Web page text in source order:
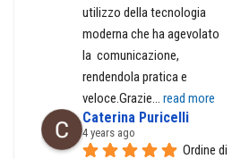
utilizzo della tecnologia
moderna che ha agevolato
la  comunicazione,
rendendola pratica e
veloce.Grazie... read more
Caterina Puricelli
4 years ago
Ordine di